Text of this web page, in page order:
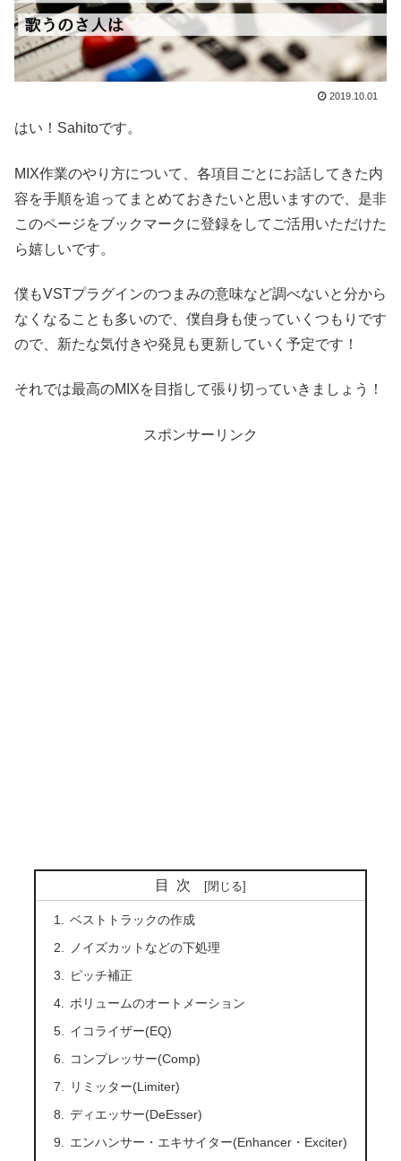
2019.10.01
はい！Sahitoです。
MIX作業のやり方について、各項目ごとにお話してきた内
容を手順を追ってまとめておきたいと思いますので、是非
このページをブックマークに登録をしてご活用いただけた
ら嬉しいです。
僕もVSTプラグインのつまみの意味など調べないと分から
なくなることも多いので、僕自身も使っていくつもりです
ので、新たな気付きや発見も更新していく予定です！
それでは最高のMIXを目指して張り切っていきましょう！
スポンサーリンク
目次
ベストトラックの作成
ノイズカットなどの下処理
ピッチ補正
ボリュームのオートメーション
イコライザー(EQ)
コンプレッサー(Comp)
リミッター(Limiter)
ディエッサー(DeEsser)
エンハンサー・エキサイター(Enhancer・Exciter)